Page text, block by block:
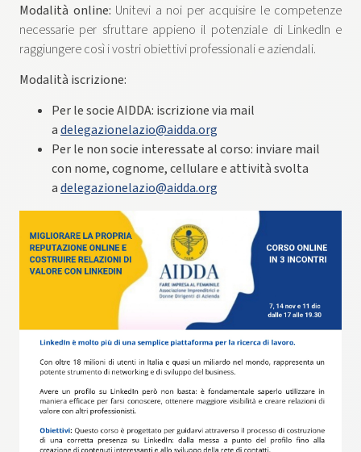
Modalità online: Unitevi a noi per acquisire le competenze
necessarie per sfruttare appieno il potenziale di LinkedIn e
raggiungere così i vostri obiettivi professionali e aziendali.
Modalità iscrizione:
Per le socie AIDDA: iscrizione via mail
adelegazionelazio@aidda.org
Per le non socie interessate al corso: inviare mail
con nome, cognome, cellulare e attività svolta
adelegazionelazio@aidda.org